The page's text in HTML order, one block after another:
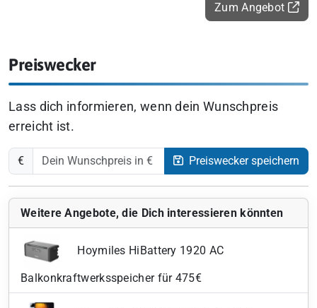
Zum Angebot
Preiswecker
Lass dich informieren, wenn dein Wunschpreis
erreicht ist.
€ Preiswecker speichern
Weitere Angebote, die Dich interessieren könnten
Hoymiles HiBattery 1920 AC
Balkonkraftwerksspeicher für 475€